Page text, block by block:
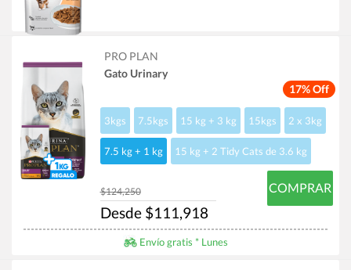
17% Off
PRO PLAN
Gato Urinary
3kgs 7.5kgs 15 kg + 3 kg 15kgs 2 x 3kg
7.5 kg + 1 kg 15 kg + 2 Tidy Cats de 3.6 kg
$124,250
Desde $111,918
COMPRAR
Envío gratis * Lunes